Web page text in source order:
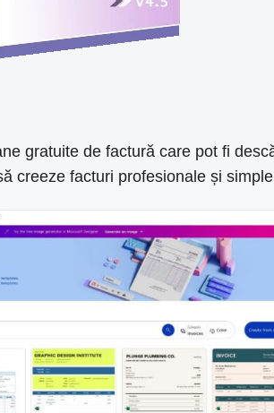
gratuite de factură care pot fi
creeze facturi profesionale și